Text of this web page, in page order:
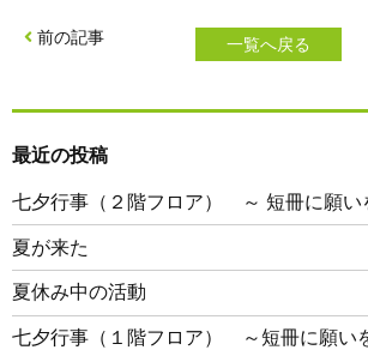
前の記事 一覧へ戻る
最近の投稿
七夕行事（２階フロア） ～ 短冊に願
夏が来た
夏休み中の活動
七夕行事（１階フロア） ～短冊に願い